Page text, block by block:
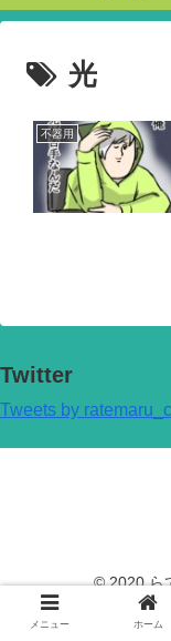
光
不器用
Twitter
Tweets by
© 2020 ら
メニュー ホーム